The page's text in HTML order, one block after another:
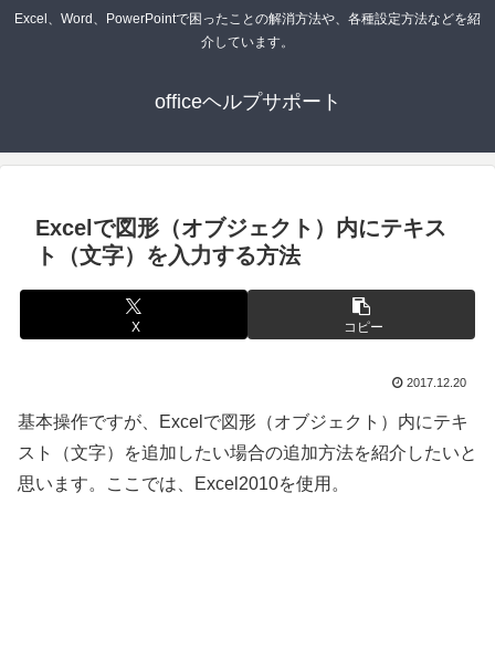
Excel、Word、PowerPointで困ったことの解消方法や、各種設定方法などを紹
介しています。
officeヘルプサポート
Excelで図形（オブジェクト）内にテキス
ト（文字）を入力する方法
X コピー
2017.12.20
基本操作ですが、Excelで図形（オブジェクト）内にテキ
スト（文字）を追加したい場合の追加方法を紹介したいと
思います。ここでは、Excel2010を使用。